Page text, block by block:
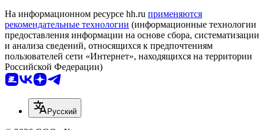
На информационном ресурсе hh.ru применяются
рекомендательные технологии (информационные технологии
предоставления информации на основе сбора, систематизации
и анализа сведений, относящихся к предпочтениям
пользователей сети «Интернет», находящихся на территории
Российской Федерации)
Русский